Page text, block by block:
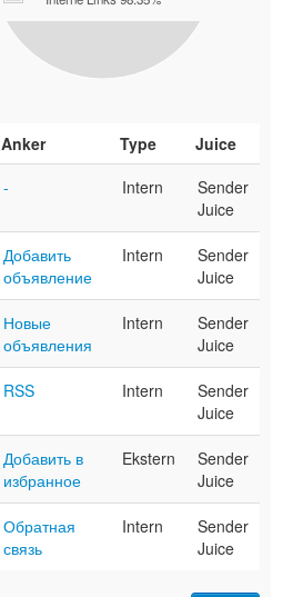
Anker Type
Juice
-
Intern
Sender
Juice
Добавить
объявление
Intern
Sender
Juice
Новые
объявления
Intern
Sender
Juice
RSS Intern
Sender
Juice
Добавить в
избранное
Ekstern
Sender
Juice
Обратная
связь
Intern
Sender
Juice